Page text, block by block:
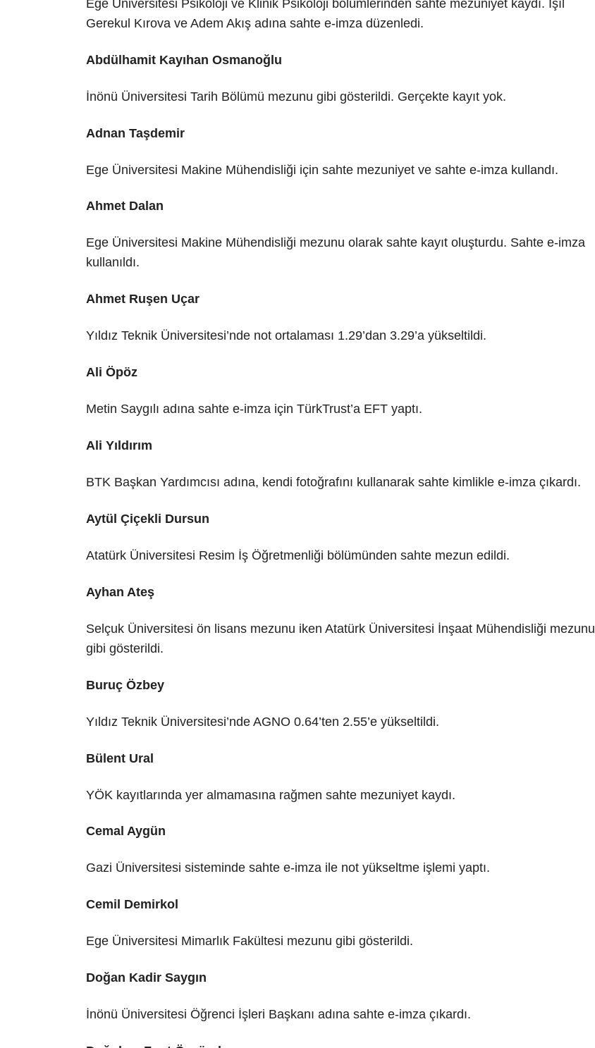
Ege Üniversitesi Psikoloji ve Klinik Psikoloji bölümlerinden sahte mezuniyet kaydı. Işıl
Gerekul Kırova ve Adem Akış adına sahte e-imza düzenledi.
Abdülhamit Kayıhan Osmanoğlu
İnönü Üniversitesi Tarih Bölümü mezunu gibi gösterildi. Gerçekte kayıt yok.
Adnan Taşdemir
Ege Üniversitesi Makine Mühendisliği için sahte mezuniyet ve sahte e-imza kullandı.
Ahmet Dalan
Ege Üniversitesi Makine Mühendisliği mezunu olarak sahte kayıt oluşturdu. Sahte e-imza
kullanıldı.
Ahmet Ruşen Uçar
Yıldız Teknik Üniversitesi’nde not ortalaması 1.29’dan 3.29’a yükseltildi.
Ali Öpöz
Metin Saygılı adına sahte e-imza için TürkTrust’a EFT yaptı.
Ali Yıldırım
BTK Başkan Yardımcısı adına, kendi fotoğrafını kullanarak sahte kimlikle e-imza çıkardı.
Aytül Çiçekli Dursun
Atatürk Üniversitesi Resim İş Öğretmenliği bölümünden sahte mezun edildi.
Ayhan Ateş
Selçuk Üniversitesi ön lisans mezunu iken Atatürk Üniversitesi İnşaat Mühendisliği mezunu
gibi gösterildi.
Buruç Özbey
Yıldız Teknik Üniversitesi’nde AGNO 0.64’ten 2.55’e yükseltildi.
Bülent Ural
YÖK kayıtlarında yer almamasına rağmen sahte mezuniyet kaydı.
Cemal Aygün
Gazi Üniversitesi sisteminde sahte e-imza ile not yükseltme işlemi yaptı.
Cemil Demirkol
Ege Üniversitesi Mimarlık Fakültesi mezunu gibi gösterildi.
Doğan Kadir Saygın
İnönü Üniversitesi Öğrenci İşleri Başkanı adına sahte e-imza çıkardı.